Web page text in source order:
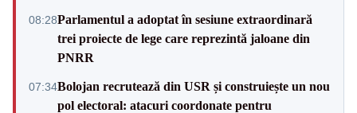
08:28Parlamentul a adoptat în sesiune extraordinară
trei proiecte de lege care reprezintă jaloane din
PNRR
07:34Bolojan recrutează din USR și construiește un nou
pol electoral: atacuri coordonate pentru